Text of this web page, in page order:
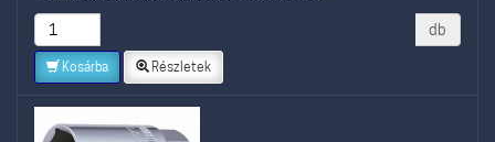
db
Kosárba Részletek